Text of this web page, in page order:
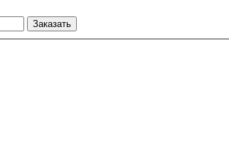
Заказать